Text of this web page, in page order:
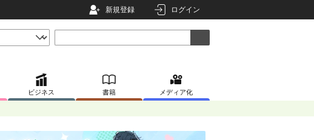
新規登録 ログイン
ビジネス 書籍 メディア化